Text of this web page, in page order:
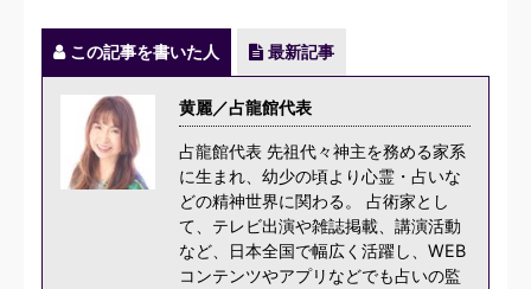
この記事を書いた人 最新記事
黄麗／占龍館代表
占龍館代表 先祖代々神主を務める家系
に生まれ、幼少の頃より心霊・占いな
どの精神世界に関わる。 占術家とし
て、テレビ出演や雑誌掲載、講演活動
など、日本全国で幅広く活躍し、WEB
コンテンツやアプリなどでも占いの監